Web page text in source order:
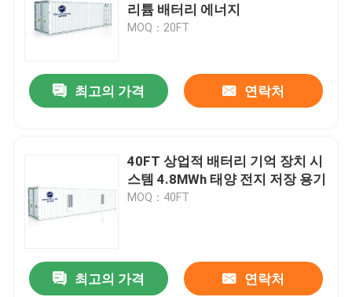
리튬 배터리 에너지
MOQ：20FT
최고의 가격 연락처
40FT 상업적 배터리 기억 장치 시
스템 4.8MWh 태양 전지 저장 용기
MOQ：40FT
최고의 가격 연락처